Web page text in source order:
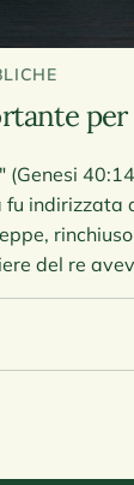
(Genesi
fu indirizzata
del re